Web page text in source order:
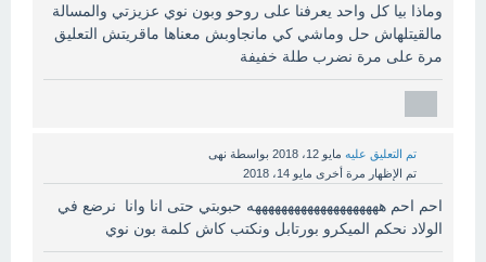
وماذا بيا كل واحد يعرفنا على روحو وبون نوي عزيزتي والمسالة
مالقيتلهاش حل وماشي كي مانجاوبش معناها ماقريتش التعليق
مرة على مرة نضرب طلة خفيفة
تم التعليق عليه مايو 12، 2018 بواسطة نهى
تم الإظهار مرة أخرى مايو 14، 2018
احم احم ههههههههههههههههههههه حبوبتي حتى انا وانا نرضع في
الولاد نحكم الميكرو بورتابل ونكتب كاش كلمة بون نوي